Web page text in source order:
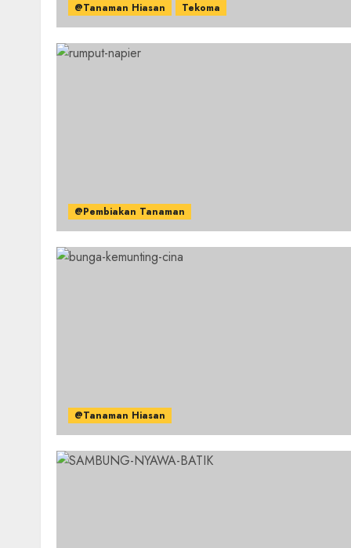
@Tanaman Hiasan Tekoma
@Pembiakan Tanaman
@Tanaman Hiasan